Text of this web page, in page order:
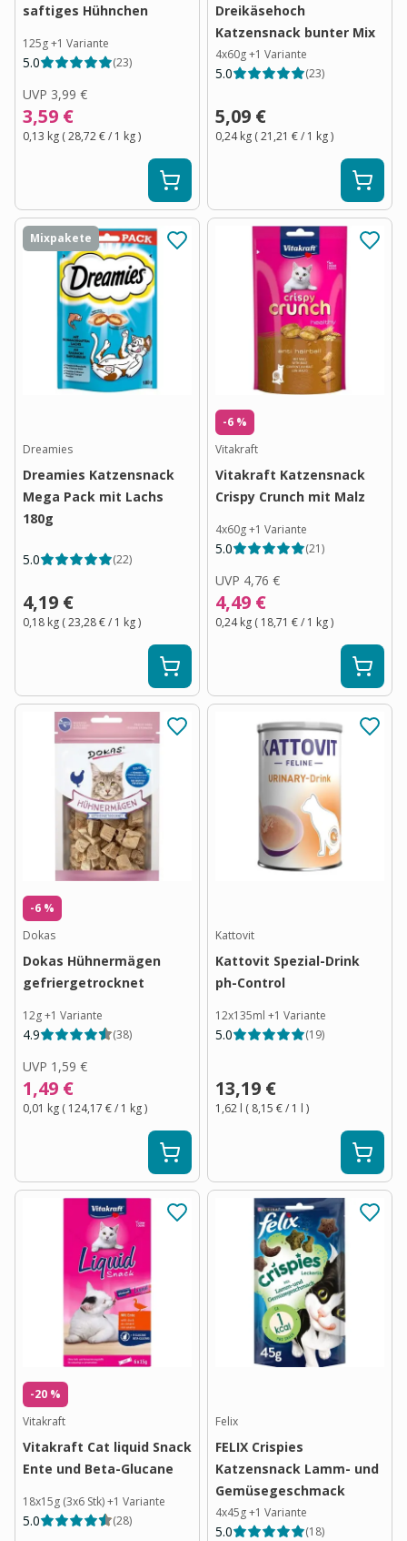
saftiges Hühnchen
125g+1 Variante
5.0 (23)
UVP 3,99 €
3,59 €
0,13 kg (28,72 €/ 1 kg)
Dreikäsehoch
Katzensnack bunter Mix
4x60g+1 Variante
5.0 (23)
5,09 €
0,24 kg (21,21 €/ 1 kg)
Mixpakete
Dreamies
Dreamies Katzensnack
Mega Pack mit Lachs
180g
5.0 (22)
4,19 €
0,18 kg (23,28 €/ 1 kg)
-6 %
Vitakraft
Vitakraft Katzensnack
Crispy Crunch mit Malz
4x60g+1 Variante
5.0 (21)
UVP 4,76 €
4,49 €
0,24 kg ( 18,71 €/ 1 kg)
-6 %
Dokas
Dokas Hühnermägen
gefriergetrocknet
12g+1 Variante
4.9 (38)
UVP 1,59 €
1,49 €
0,01 kg ( 124,17 €/ 1 kg)
Kattovit
Kattovit Spezial-Drink
ph-Control
12x135ml +1 Variante
5.0 (19)
13,19 €
1,62 l ( 8,15 €/ 1 l )
-20 %
Vitakraft
Vitakraft Cat liquid Snack
Ente und Beta-Glucane
18x15g (3x6 Stk)+1 Variante
5.0 (28)
Felix
FELIX Crispies
Katzensnack Lamm- und
Gemüsegeschmack
4x45g+1 Variante
5.0 (18)